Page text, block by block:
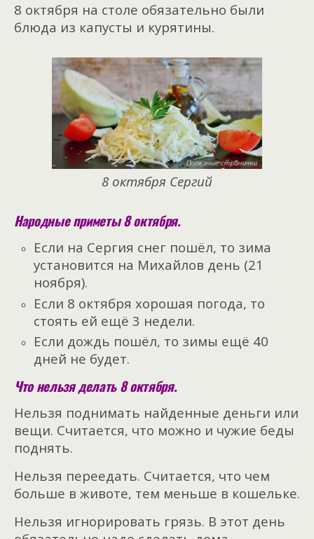
8 октября на столе обязательно были
блюда из капусты и курятины.
8 октября Сергий
Народные приметы 8 октября.
Если на Сергия снег пошёл, то зима
установится на Михайлов день (21
ноября).
Если 8 октября хорошая погода, то
стоять ей ещё 3 недели.
Если дождь пошёл, то зимы ещё 40
дней не будет.
Что нельзя делать 8 октября.
Нельзя поднимать найденные деньги или
вещи. Считается, что можно и чужие беды
поднять.
Нельзя переедать. Считается, что чем
больше в животе, тем меньше в кошельке.
Нельзя игнорировать грязь. В этот день